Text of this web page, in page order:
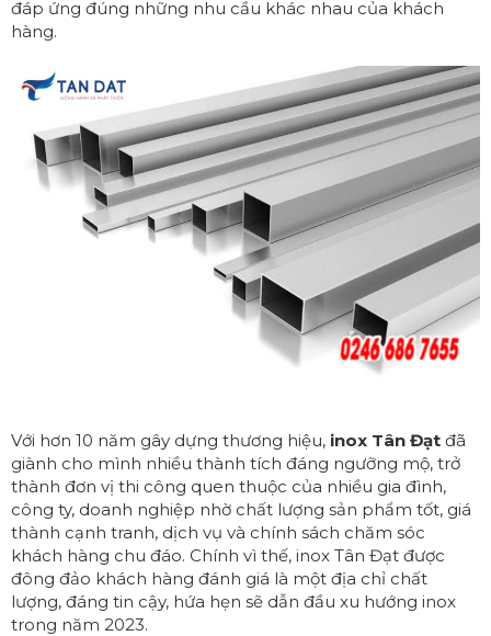
đáp ứng đúng những nhu cầu khác nhau của khách
hàng.
Với hơn 10 năm gây dựng thương hiệu, inox Tân Đạt đã
giành cho mình nhiều thành tích đáng ngưỡng mộ, trở
thành đơn vị thi công quen thuộc của nhiều gia đình,
công ty, doanh nghiệp nhờ chất lượng sản phẩm tốt, giá
thành cạnh tranh, dịch vụ và chính sách chăm sóc
khách hàng chu đáo. Chính vì thế, inox Tân Đạt được
đông đảo khách hàng đánh giá là một địa chỉ chất
lượng, đáng tin cậy, hứa hẹn sẽ dẫn đầu xu hướng inox
trong năm 2023.